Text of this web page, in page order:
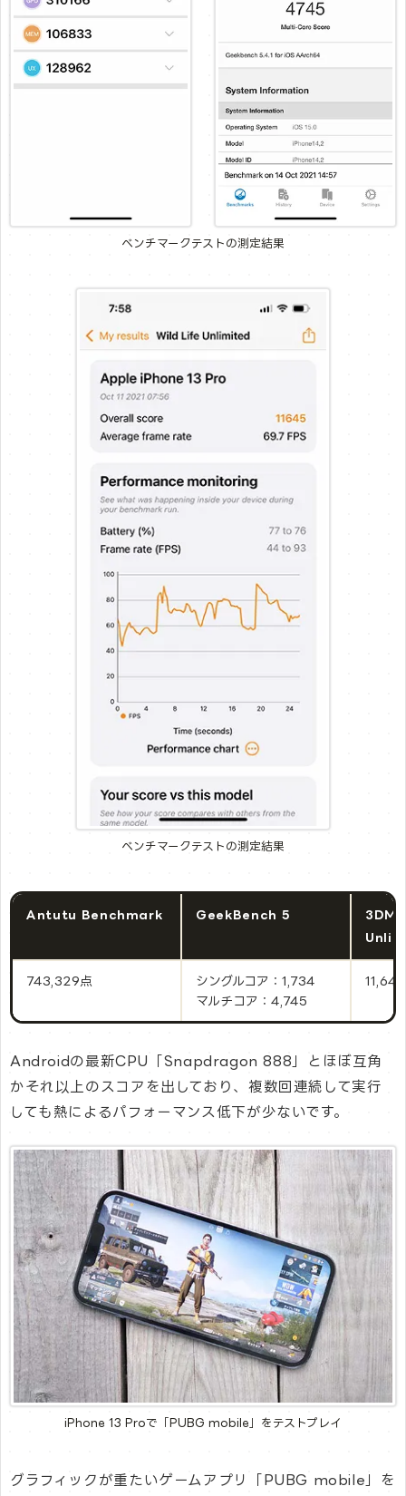
ベンチマークテストの測定結果
ベンチマークテストの測定結果
Antutu Benchmark GeekBench 5
743,329点
シングルコア：1,734
マルチコア：4,745
11,645
Androidの最新CPU「Snapdragon 888」とほぼ互角
かそれ以上のスコアを出しており、複数回連続して実行
しても熱によるパフォーマンス低下が少ないです。
iPhone 13 Proで「PUBG mobile」をテストプレイ
グラフィックが重たいゲームアプリ「PUBG mobile」を